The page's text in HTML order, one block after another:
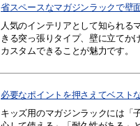
省スペースなマガジンラックで壁
人気のインテリアとして知られる
きる突っ張りタイプ、壁に立てか
カスタムできることが魅力です。
必要なポイントを押さえてベスト
キッズ用のマガジンラックには「